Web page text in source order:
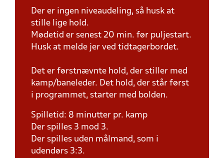
Der er ingen niveaudeling, så husk at
stille lige hold.
Mødetid er senest 20 min. før puljestart.
Husk at melde jer ved tidtagerbordet.
Det er førstnævnte hold, der stiller med
kamp/baneleder. Det hold, der står først
i programmet, starter med bolden.
Spilletid: 8 minutter pr. kamp
Der spilles 3 mod 3.
Der spilles uden målmand, som i
udendørs 3:3.